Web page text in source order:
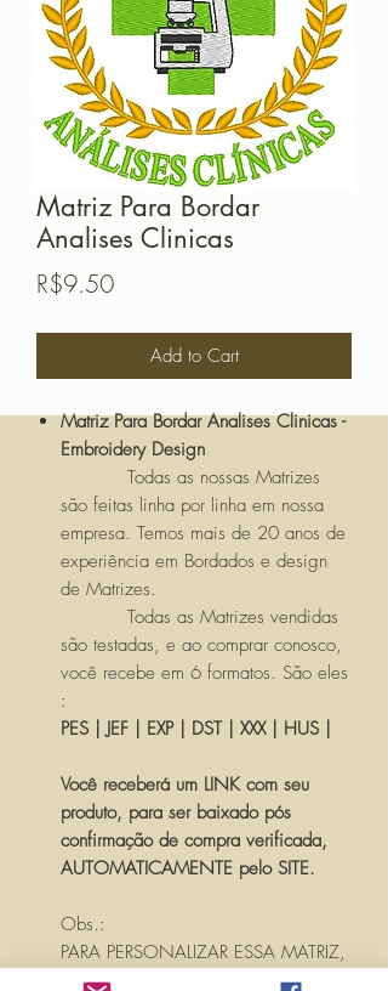
Matriz Para Bordar
Analises Clinicas
R$9.50Price
Add to Cart
Matriz Para Bordar Analises Clinicas -
Embroidery Design
Todas as nossas Matrizes
são feitas linha por linha em nossa
empresa. Temos mais de 20 anos de
experiência em Bordados e design
de Matrizes.
Todas as Matrizes vendidas
são testadas, e ao comprar conosco,
você recebe em 6 formatos. São eles
:
PES | JEF | EXP | DST | XXX | HUS |
Você receberá um LINK com seu
produto, para ser baixado pós
confirmação de compra verificada,
AUTOMATICAMENTE pelo SITE.
Obs.:
PARA PERSONALIZAR ESSA MATRIZ,
ACRESCENTANDO TEXTOS OU